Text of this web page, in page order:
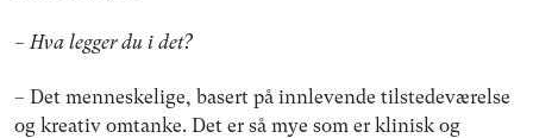
– Hva legger du i det?
– Det menneskelige, basert på innlevende tilstedeværelse
og kreativ omtanke. Det er så mye som er klinisk og